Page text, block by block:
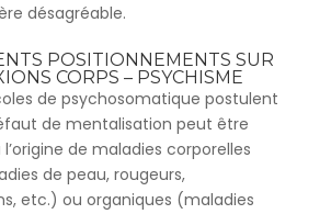
désagréable.
POSITIONNEMENTS SUR
CORPS – PSYCHISME
de psychosomatique postulent
de mentalisation peut être
de maladies corporelles
de peau, rougeurs,
etc.) ou organiques (maladies